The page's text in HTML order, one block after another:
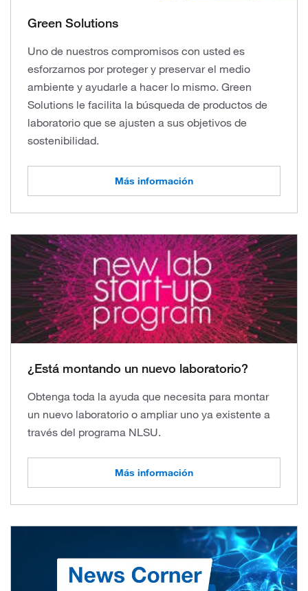
Green Solutions
Uno de nuestros compromisos con usted es
esforzarnos por proteger y preservar el medio
ambiente y ayudarle a hacer lo mismo. Green
Solutions le facilita la búsqueda de productos de
laboratorio que se ajusten a sus objetivos de
sostenibilidad.
Más información
¿Está montando un nuevo laboratorio?
Obtenga toda la ayuda que necesita para montar
un nuevo laboratorio o ampliar uno ya existente a
través del programa NLSU.
Más información